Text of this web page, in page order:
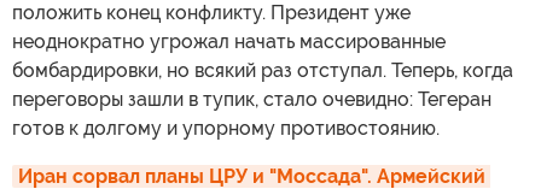
положить конец конфликту. Президент уже
неоднократно угрожал начать массированные
бомбардировки, но всякий раз отступал. Теперь, когда
переговоры зашли в тупик, стало очевидно: Тегеран
готов к долгому и упорному противостоянию.
Иран сорвал планы ЦРУ и "Моссада". Армейский